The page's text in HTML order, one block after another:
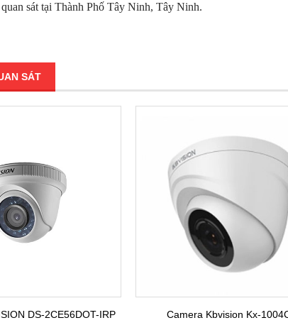
sát tại Thành Phố Tây Ninh, Tây Ninh.
SÁT
DS-2CE56DOT-IRP Camera Kbvision Kx-